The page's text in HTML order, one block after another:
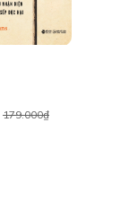
179.000₫